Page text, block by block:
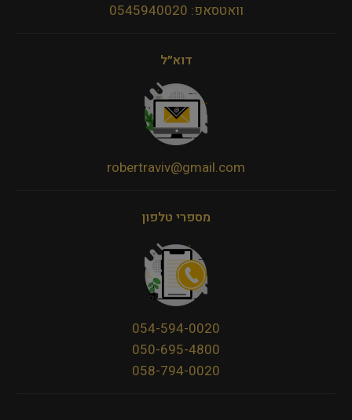
וואטסאפ: 0545940020
דוא״ל
robertraviv@gmail.com
מספרי טלפון
054-594-0020
050-695-4800
058-794-0020